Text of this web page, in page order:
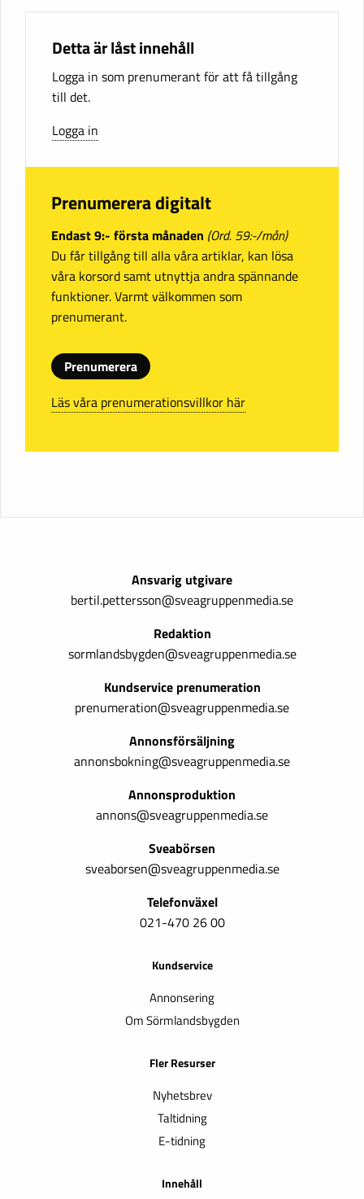
Detta är låst innehåll
Logga in som prenumerant för att få tillgång
till det.
Logga in
Prenumerera digitalt
Endast 9:- första månaden (Ord. 59:-/mån)
Du får tillgång till alla våra artiklar, kan lösa
våra korsord samt utnyttja andra spännande
funktioner. Varmt välkommen som
prenumerant.
Prenumerera
Läs våra prenumerationsvillkor här
Ansvarig utgivare
bertil.pettersson@sveagruppenmedia.se
Redaktion
sormlandsbygden@sveagruppenmedia.se
Kundservice prenumeration
prenumeration@sveagruppenmedia.se
Annonsförsäljning
annonsbokning@sveagruppenmedia.se
Annonsproduktion
annons@sveagruppenmedia.se
Sveabörsen
sveaborsen@sveagruppenmedia.se
Telefonväxel
021-470 26 00
Kundservice
Annonsering
Om Sörmlandsbygden
Fler Resurser
Nyhetsbrev
Taltidning
E-tidning
Innehåll